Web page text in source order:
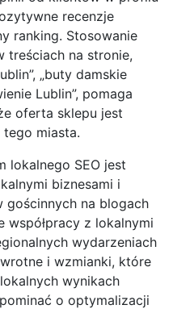
recenzje
ranking. Stosowanie
treściach na stronie,
„buty damskie
Lublin”, pomaga
oferta sklepu jest
miasta.
lokalnego SEO jest
biznesami i
gościnnych na blogach
współpracy z lokalnymi
wydarzeniach
i wzmianki, które
wynikach
o optymalizacji